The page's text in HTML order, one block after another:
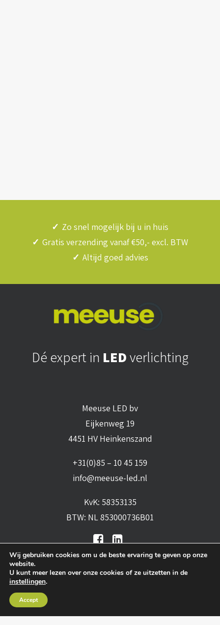
✓ Zo snel mogelijk bij u in huis
✓ Gratis verzending vanaf €50,- excl. BTW
✓ Altijd goed advies
Dé expert in LEDverlichting
Meeuse LED bv
Eijkenweg 19
4451 HV Heinkenszand
+31(0)85 – 10 45 159
info@meeuse-led.nl
KvK: 58353135
BTW: NL 853000736B01
leveringsvoorwaarden
Wij gebruiken cookies om u de beste ervaring te geven op onze
website.
U kunt meer lezen over onze cookies of ze uitzetten in de
instellingen.
Accept